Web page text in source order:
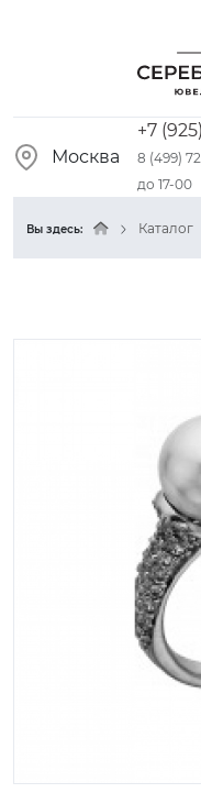
Москва
+7
8 (499)
до 17-00
Вы здесь: Каталог